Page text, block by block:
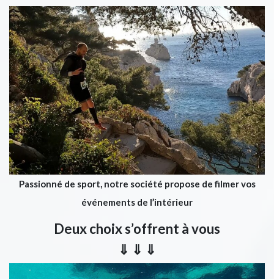
Passionné de sport, notre société propose de filmer vos
événements de l’intérieur
Deux choix s’offrent à vous
⇓ ⇓ ⇓